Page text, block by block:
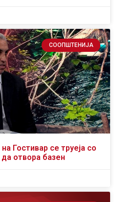
СООПШТЕНИЈА
Гостивар се труеја со
отвора базен